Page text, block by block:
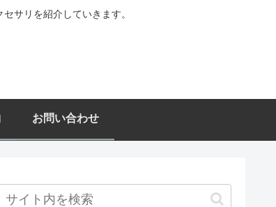
サリを紹介していきます。
お問い合わせ